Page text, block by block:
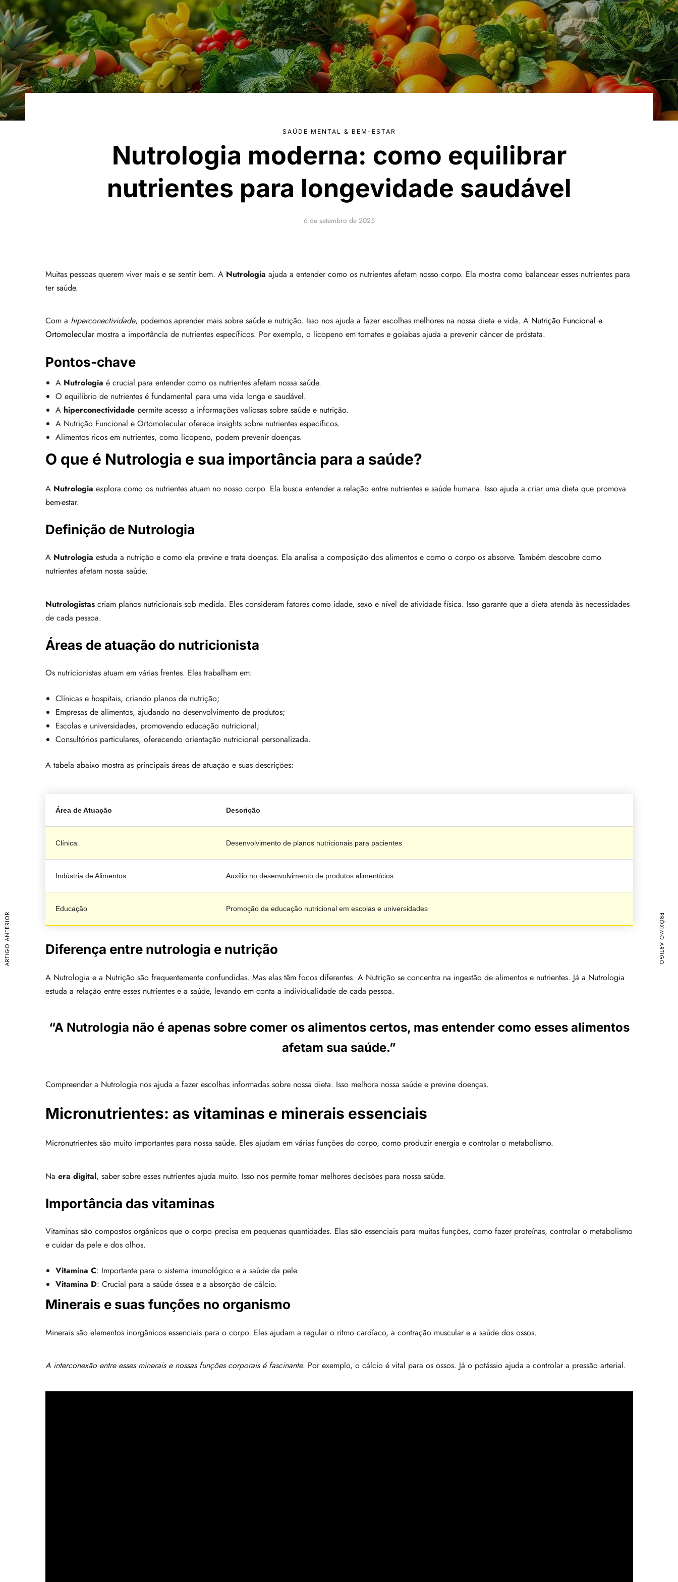
SAÚDE MENTAL & BEM-ESTAR
Nutrologia moderna: como equilibrar
nutrientes para longevidade saudável
6 de setembro de 2025
Muitas pessoas querem viver mais e se sentir bem. A Nutrologia ajuda a entender como os nutrientes afetam nosso corpo. Ela mostra como balancear esses nutrientes para
ter saúde.
Com a hiperconectividade, podemos aprender mais sobre saúde e nutrição. Isso nos ajuda a fazer escolhas melhores na nossa dieta e vida. A Nutrição Funcional e
Ortomolecularmostra a importância de nutrientes específicos. Por exemplo, o licopeno em tomates e goiabas ajuda a prevenir câncer de próstata.
Pontos-chave
A Nutrologia é crucial para entender como os nutrientes afetam nossa saúde.
O equilíbrio de nutrientes é fundamental para uma vida longa e saudável.
A hiperconectividadepermite acesso a informações valiosas sobre saúde e nutrição.
A Nutrição Funcional e Ortomolecular oferece insights sobre nutrientes específicos.
Alimentos ricos em nutrientes, como licopeno, podem prevenir doenças.
O que é Nutrologia e sua importância para a saúde?
A Nutrologia explora como os nutrientes atuam no nosso corpo. Ela busca entender a relação entre nutrientes e saúde humana. Isso ajuda a criar uma dieta que promova
bem-estar.
Definição de Nutrologia
A Nutrologia estuda a nutrição e como ela previne e trata doenças. Ela analisa a composição dos alimentos e como o corpo os absorve. Também descobre como
nutrientes afetam nossa saúde.
Nutrologistascriam planos nutricionais sob medida. Eles consideram fatores como idade, sexo e nível de atividade física. Isso garante que a dieta atenda às necessidades
de cada pessoa.
Áreas de atuação do nutricionista
Os nutricionistas atuam em várias frentes. Eles trabalham em:
Clínicas e hospitais, criando planos de nutrição;
Empresas de alimentos, ajudando no desenvolvimento de produtos;
Escolas e universidades, promovendo educação nutricional;
Consultórios particulares, oferecendo orientação nutricional personalizada.
A tabela abaixo mostra as principais áreas de atuação e suas descrições:
Área de Atuação Descrição
Clínica Desenvolvimento de planos nutricionais para pacientes
Indústria de Alimentos Auxílio no desenvolvimento de produtos alimentícios
Educação Promoção da educação nutricional em escolas e universidades
Diferença entre nutrologia e nutrição
A Nutrologia e a Nutrição são frequentemente confundidas. Mas elas têm focos diferentes. A Nutrição se concentra na ingestão de alimentos e nutrientes. Já a Nutrologia
estuda a relação entre esses nutrientes e a saúde, levando em conta a individualidade de cada pessoa.
“A Nutrologia não é apenas sobre comer os alimentos certos, mas entender como esses alimentos
afetam sua saúde.”
Compreender a Nutrologia nos ajuda a fazer escolhas informadas sobre nossa dieta. Isso melhora nossa saúde e previne doenças.
Micronutrientes: as vitaminas e minerais essenciais
Micronutrientes são muito importantes para nossa saúde. Eles ajudam em várias funções do corpo, como produzir energia e controlar o metabolismo.
Na era digital, saber sobre esses nutrientes ajuda muito. Isso nos permite tomar melhores decisões para nossa saúde.
Importância das vitaminas
Vitaminas são compostos orgânicos que o corpo precisa em pequenas quantidades. Elas são essenciais para muitas funções, como fazer proteínas, controlar o metabolismo
e cuidar da pele e dos olhos.
Vitamina C: Importante para o sistema imunológico e a saúde da pele.
Vitamina D: Crucial para a saúde óssea e a absorção de cálcio.
Minerais e suas funções no organismo
Minerais são elementos inorgânicos essenciais para o corpo. Eles ajudam a regular o ritmo cardíaco, a contração muscular e a saúde dos ossos.
A interconexão entre esses minerais e nossas funções corporais é fascinante. Por exemplo, o cálcio é vital para os ossos. Já o potássio ajuda a controlar a pressão arterial.
ARTIGO ANTERIOR PRÓXIMO ARTIGO